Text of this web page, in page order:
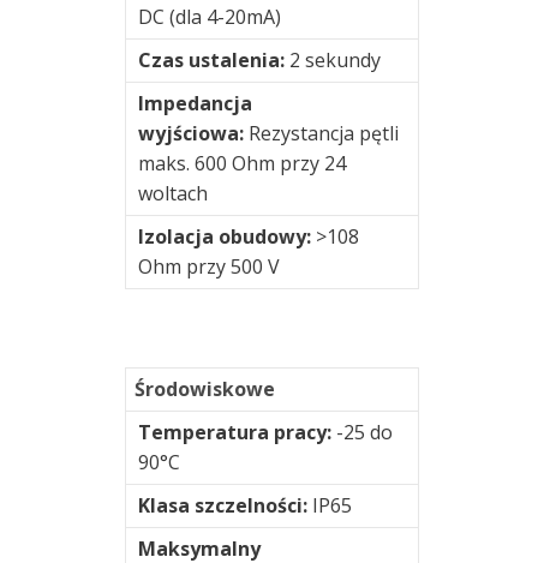
Plug&Predict®
DC (dla 4-20mA)
Czas ustalenia: 2 sekundy
Impedancja
wyjściowa: Rezystancja pętli
maks. 600 Ohm przy 24
woltach
Izolacja obudowy: >108
Ohm przy 500 V
Środowiskowe
Temperatura pracy: -25 do
90°C
Klasa szczelności: IP65
Maksymalny